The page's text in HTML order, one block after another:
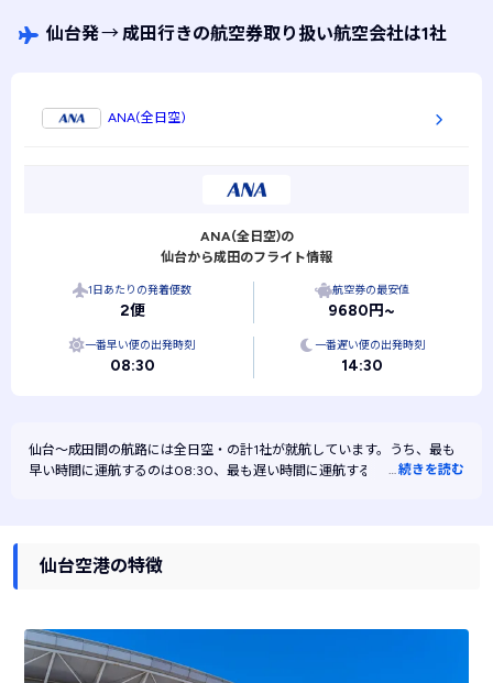
仙台発→成田行きの航空券取り扱い航空会社は1社
ANA(全日空)
ANA(全日空)の
仙台から成田のフライト情報
1日あたりの発着便数
2便
航空券の最安値
9680円~
一番早い便の出発時刻
08:30
一番遅い便の出発時刻
14:30
仙台～成田間の航路には全日空・ の計1社が就航しています。うち、最も
早い時間に運航するのは08:30、最も遅い時間に運航するのは14:30で
…続きを読む
仙台空港の特徴